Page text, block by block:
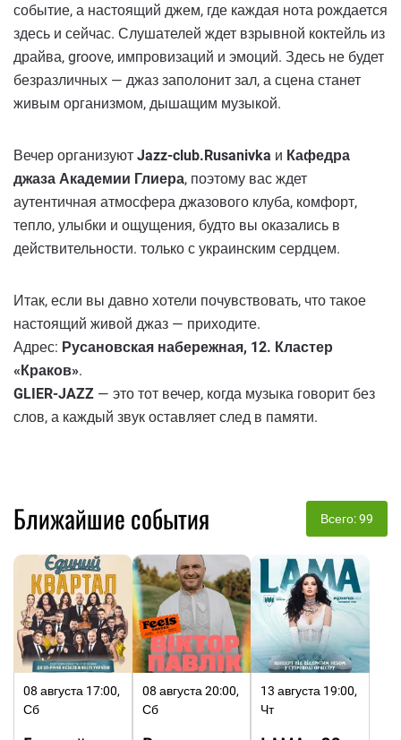
событие, а настоящий джем, где каждая нота рождается
здесь и сейчас. Слушателей ждет взрывной коктейль из
драйва, groove, импровизаций и эмоций. Здесь не будет
безразличных — джаз заполонит зал, а сцена станет
живым организмом, дышащим музыкой.
Вечер организуют Jazz-club.Rusanivka и Кафедра
джаза Академии Глиера, поэтому вас ждет
аутентичная атмосфера джазового клуба, комфорт,
тепло, улыбки и ощущения, будто вы оказались в
действительности. только с украинским сердцем.
Итак, если вы давно хотели почувствовать, что такое
настоящий живой джаз — приходите.
Адрес: Русановская набережная, 12. Кластер
«Краков».
GLIER-JAZZ — это тот вечер, когда музыка говорит без
слов, а каждый звук оставляет след в памяти.
Ближайшие события Всего: 99
08 августа 17:00,
Сб
08 августа 20:00,
Сб
13 августа 19:00,
Чт